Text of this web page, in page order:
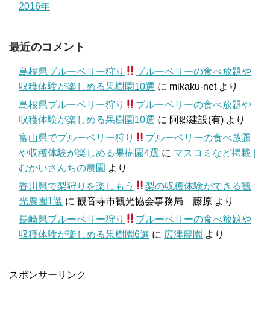
2016年
最近のコメント
島根県ブルーベリー狩り
ブルーベリーの食べ放題や
収穫体験が楽しめる果樹園10選 に mikaku-netより
島根県ブルーベリー狩り
ブルーベリーの食べ放題や
収穫体験が楽しめる果樹園10選 に 阿郷建設(有) より
富山県でブルーベリー狩り
ブルーベリーの食べ放題
や収穫体験が楽しめる果樹園4選 に マスコミなど掲載 |
むかいさんちの農園 より
香川県で梨狩りを楽しもう
梨の収穫体験ができる観
光農園1選 に 観音寺市観光協会事務局 藤原 より
長崎県ブルーベリー狩り
ブルーベリーの食べ放題や
収穫体験が楽しめる果樹園6選 に 広津農園 より
スポンサーリンク